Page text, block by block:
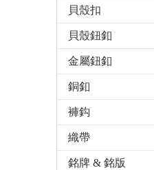
貝殼扣
貝殼鈕釦
金屬鈕釦
銅釦
褲鈎
織帶
銘牌 & 銘版